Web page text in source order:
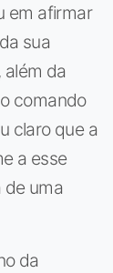
em afirmar
sua
da
comando
claro que a
a esse
de uma
da